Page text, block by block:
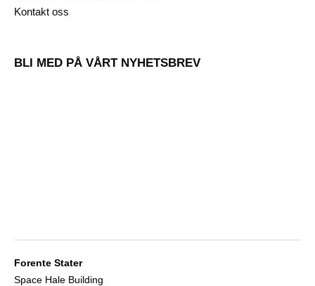
Kontakt oss
BLI MED PÅ VÅRT NYHETSBREV
Forente Stater
Space Hale Building